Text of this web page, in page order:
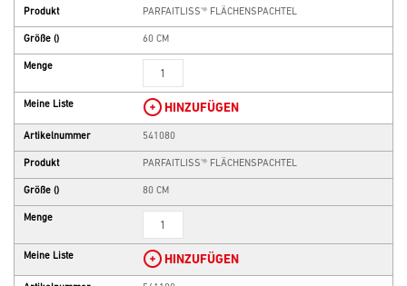
Produkt PARFAITLISS'® FLÄCHENSPACHTEL
Größe () 60 CM
Menge
Meine Liste HINZUFÜGEN
Artikelnummer 541080
Produkt PARFAITLISS'® FLÄCHENSPACHTEL
Größe () 80 CM
Menge
Meine Liste HINZUFÜGEN